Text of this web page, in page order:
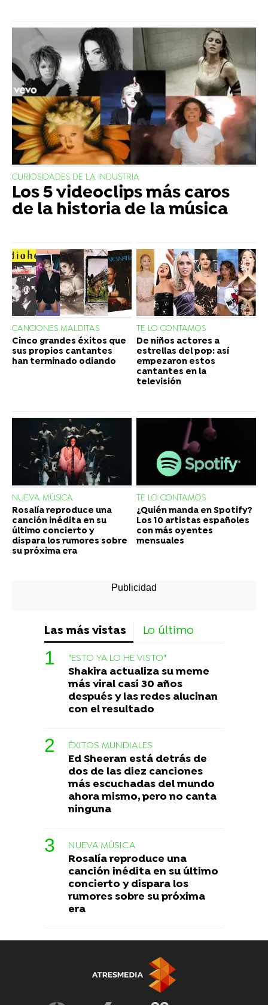
CURIOSIDADES DE LA INDUSTRIA
Los 5 videoclips más caros
de la historia de la música
CANCIONES MALDITAS
Cinco grandes éxitos que
sus propios cantantes
han terminado odiando
TE LO CONTAMOS
De niños actores a
estrellas del pop: así
empezaron estos
cantantes en la
televisión
NUEVA MÚSICA
Rosalía reproduce una
canción inédita en su
último concierto y
dispara los rumores sobre
su próxima era
TE LO CONTAMOS
¿Quién manda en Spotify?
Los 10 artistas españoles
con más oyentes
mensuales
Las más vistas Lo último
"ESTO YA LO HE VISTO"
Shakira actualiza su meme
más viral casi 30 años
después y las redes alucinan
con el resultado
ÉXITOS MUNDIALES
Ed Sheeran está detrás de
dos de las diez canciones
más escuchadas del mundo
ahora mismo, pero no canta
ninguna
NUEVA MÚSICA
Rosalía reproduce una
canción inédita en su último
concierto y dispara los
rumores sobre su próxima
era